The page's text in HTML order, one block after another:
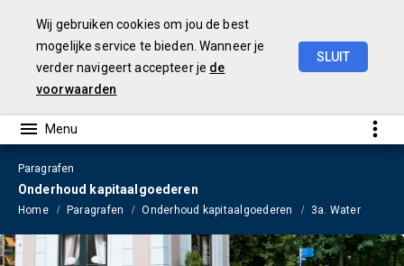
Wij gebruiken cookies om jou de best
mogelijke service te bieden. Wanneer je
verder navigeert accepteer je de
voorwaarden
SLUIT
Paragrafen
Onderhoud kapitaalgoederen
Home Paragrafen Onderhoud kapitaalgoederen 3a. Water